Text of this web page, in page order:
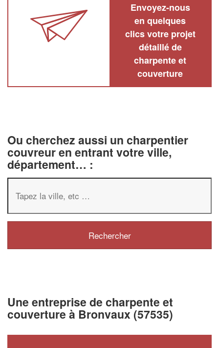
Envoyez-nous
en quelques
clics votre projet
détaillé de
charpente et
couverture
Ou cherchez aussi un charpentier
couvreur en entrant votre ville,
département… :
Une entreprise de charpente et
couverture à Bronvaux (57535)
✕
professionnel
nouveaux clients
En savoir plus